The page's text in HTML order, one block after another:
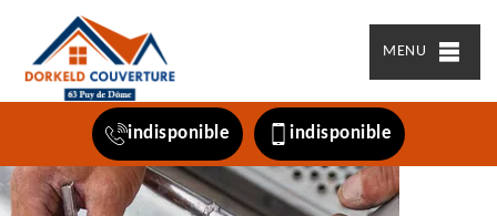
MENU
indisponible indisponible